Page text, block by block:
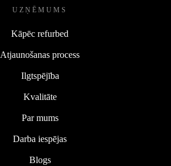
UZŅĒMUMS
Kāpēc refurbed
Atjaunošanas process
Ilgtspējība
Kvalitāte
Par mums
Darba iespējas
Blogs